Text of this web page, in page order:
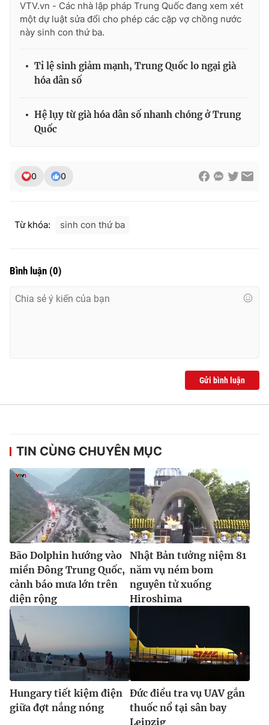
Theo dõi báo trên
Giấy phép hoạt động báo in và báo điện tử số 483/GP-BTTTT
Phó Tổng Biên tập:Nguyễn Thị Mỹ Hạnh, Phạm Quốc Thắng,
Ðiện thoại Thời báo VTV:
Email:
toasoan@vtv.vn
® Cấm sao chép dưới mọi hình thức nếu không có sự chấp
thuận bằng văn bản. Ghi rõ nguồn VTV.vn khi phát hành lại
thông tin từ website này.
VTV.vn - Các nhà lập pháp Trung Quốc đang xem xét
một dự luật sửa đổi cho phép các cặp vợ chồng nước
này sinh con thứ ba.
Tỉ lệ sinh giảm mạnh, Trung Quốc lo ngại già
hóa dân số
Hệ lụy từ già hóa dân số nhanh chóng ở Trung
Quốc
0 0
Từ khóa: sinh con thứ ba
Bình luận (0)
Gửi bình luận
TIN CÙNG CHUYÊN MỤC
Bão Dolphin hướng vào
miền Đông Trung Quốc,
cảnh báo mưa lớn trên
diện rộng
Nhật Bản tưởng niệm 81
năm vụ ném bom
nguyên tử xuống
Hiroshima
Hungary tiết kiệm điện
giữa đợt nắng nóng
Đức điều tra vụ UAV gắn
thuốc nổ tại sân bay
Leipzig